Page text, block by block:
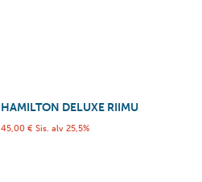
HAMILTON DELUXE RIIMU
45,00 € Sis. alv 25,5%